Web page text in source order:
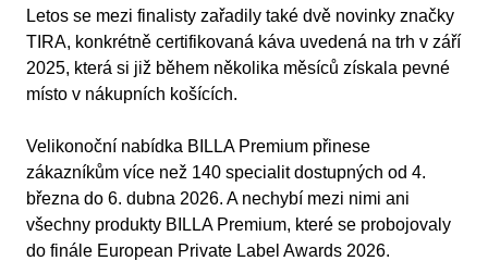
Letos se mezi finalisty zařadily také dvě novinky značky
TIRA, konkrétně certifikovaná káva uvedená na trh v září
2025, která si již během několika měsíců získala pevné
místo v nákupních košících.
Velikonoční nabídka BILLA Premium přinese
zákazníkům více než 140 specialit dostupných od 4.
března do 6. dubna 2026. A nechybí mezi nimi ani
všechny produkty BILLA Premium, které se probojovaly
do finále European Private Label Awards 2026.